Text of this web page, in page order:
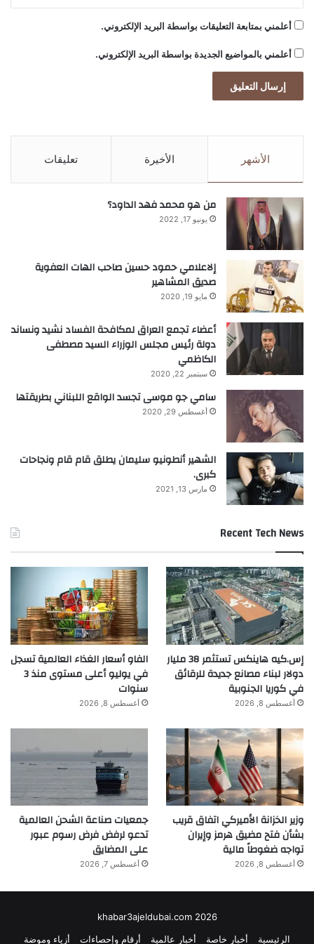
باعتماد نظام غذائي صحي للمحافظة على
شكل الجسم و على وزن صحي، فمن المهم
للغاية الإلتزام حرفياً بتعليمات الطبيب خلال
فترة التعافي و تجنب التدخين.
اقرأ أيضًا:
صراع الفيفا ويويفا يتصاعد.. تهديد
بمقاطعة كأس العالم يضع إنفانتينو تحت
الضغط
اقرأ أيضًا:
ارتفاع طلبات إعانة البطالة في
أميركا إلى 199 ألفاً الأسبوع الماضي
اقرأ أيضًا:
تباين مؤشرات الأسواق العالمية
وكوسبي الكوري يهوي 4.6%
khabar3ajeldubai.com — دكتور التجميل و الترميم حسن
ناصرالدين في حديث جديد
main التجميل الترميم حسن
دكتور
أعلمني بمتابعة التعليقات بواسطة البريد الإلكتروني.
أعلمني بالمواضيع الجديدة بواسطة البريد الإلكتروني.
الأشهر الأخيرة تعليقات
من هو محمد فهد الداود؟
يونيو 17, 2022
إلاعلامي حمود حسين صاحب الهات العفوية
صديق المشاهير
مايو 19, 2020
أعضاء تجمع العراق لمكافحة الفساد نشيد ونساند
دولة رئيس مجلس الوزراء السيد مصطفى
الكاظمي
سبتمبر 22, 2020
سامي جو موسى تجسد الواقع اللبناني بطريقتها
أغسطس 29, 2020
الشهير أنطونيو سليمان يطلق قام قام ونجاحات
كبرى.
مارس 13, 2021
Recent Tech News
إس.كيه هاينكس تستثمر 38 مليار
دولار لبناء مصانع جديدة للرقائق
في كوريا الجنوبية
أغسطس 8, 2026
الفاو أسعار الغذاء العالمية تسجل
في يوليو أعلى مستوى منذ 3
سنوات
أغسطس 8, 2026
وزير الخزانة الأميركي اتفاق قريب
بشأن فتح مضيق هرمز وإيران
تواجه ضغوطاً مالية
أغسطس 8, 2026
جمعيات صناعة الشحن العالمية
تدعو لرفض فرض رسوم عبور
على المضايق
أغسطس 7, 2026
khabar3ajeldubai.com 2026
الرئيسية
أخبار خاصة أخبار عالمية أرقام وإحصاءات أزياء وموضة